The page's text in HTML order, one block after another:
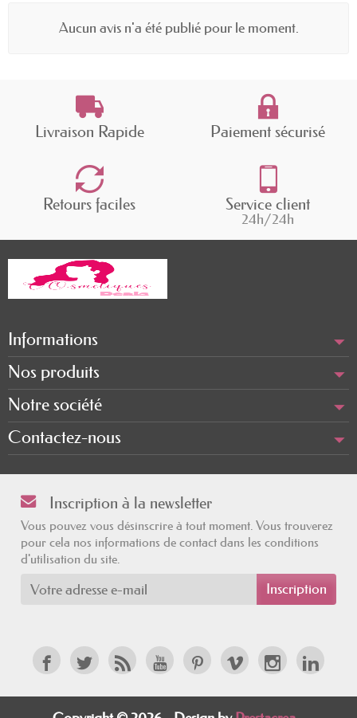
Aucun avis n'a été publié pour le moment.
Livraison Rapide Paiement sécurisé
Retours faciles Service client
24h/24h
Informations
Nos produits
Notre société
Contactez-nous
Inscription à la newsletter
Vous pouvez vous désinscrire à tout moment. Vous trouverez
pour cela nos informations de contact dans les conditions
d'utilisation du site.